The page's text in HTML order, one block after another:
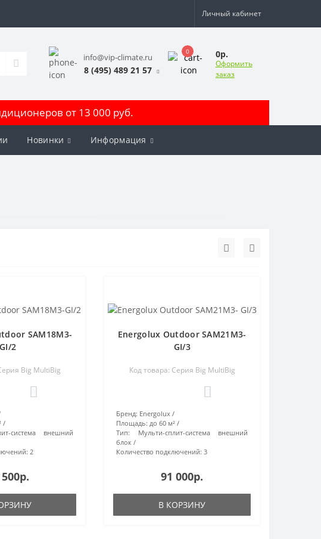
Личный кабинет
info@vip-climate.ru
8 (495) 489 21 57
0 0р.
Оформить
заказ
от 13 000 руб.
Новинки Информация
SAM18M3-
GI/2
Big MultiBig
система внешний
2
Energolux Outdoor SAM21M3-
GI/3
Код товара: Серия Big MultiBig
Бренд: Energolux
Площадь: до 60 м²
Тип:
Мульти-сплит-система внешний
блок
Количество подключений: 3
91 000р.
В КОРЗИНУ